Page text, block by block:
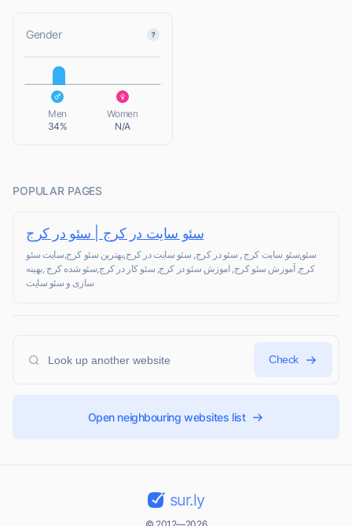
Gender
Men
34%
Women
N/A
POPULAR PAGES
سئو سایت در کرج | سئو در کرج
سئو,سئو سایت کرج , سئو در کرج, سئو سایت در کرج,بهترین سئو کرج,سایت سئو
کرج, آموزش سئو کرج, اموزش سئو در کرج, سئو کار در کرج,سئو شده کرج ,بهینه
سازی و سئو سایت
Check
Open neighbouring websites list
sur.ly